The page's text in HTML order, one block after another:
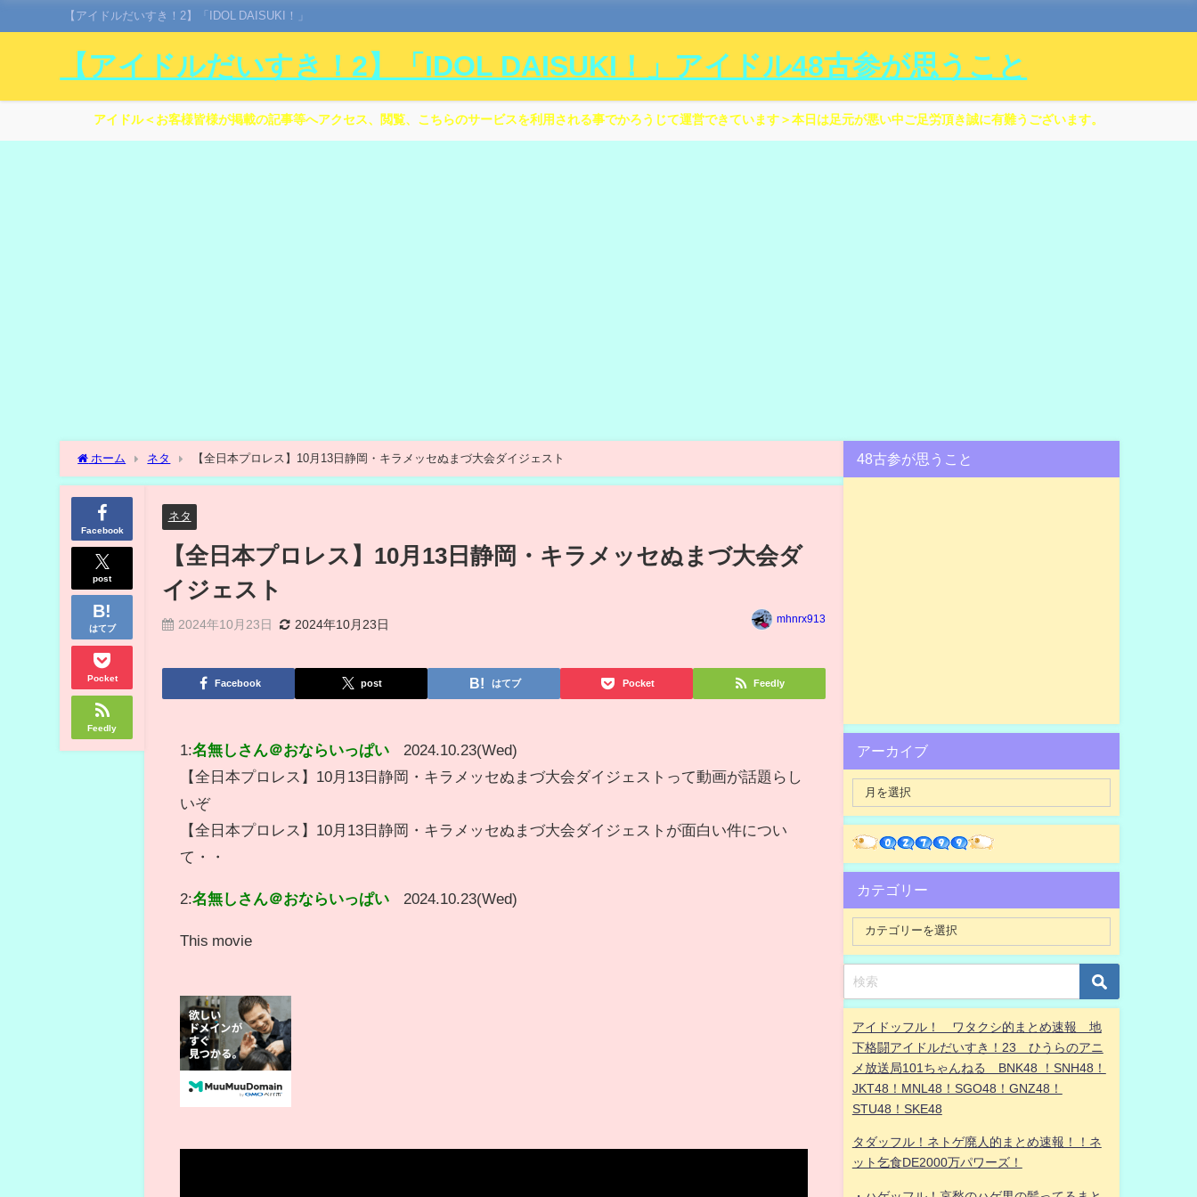
【アイドルだいすき！2】「IDOL DAISUKI！」
【アイドルだいすき！2】「IDOL DAISUKI！」アイドル48古参が思うこと
アイドル＜お客様皆様が掲載の記事等へアクセス、閲覧、こちらのサービスを利用される事でかろうじて運営できています＞本日は足元が悪い中ご足労頂き誠に有難うございます。
ホーム ネタ 【全日本プロレス】10月13日静岡・キラメッセぬまづ大会ダイジェスト
Facebook
post
はてブ
Pocket
Feedly
ネタ
【全日本プロレス】10月13日静岡・キラメッセぬまづ大会ダ
イジェスト
2024年10月23日 2024年10月23日 mhnrx913
Facebook post はてブ Pocket Feedly
1:名無しさん＠おならいっぱい
2024.10.23(Wed)
【全日本プロレス】10月13日静岡・キラメッセぬまづ大会ダイジェストって動画が話題らし
いぞ
【全日本プロレス】10月13日静岡・キラメッセぬまづ大会ダイジェストが面白い件につい
て・・
2:名無しさん＠おならいっぱい 2024.10.23(Wed)
This movie
48古参が思うこと
アーカイブ
カテゴリー
アイドッフル！ ワタクシ的まとめ速報 地
下格闘アイドルだいすき！23 ひうらのアニ
メ放送局101ちゃんねる BNK48 ！SNH48！
JKT48！MNL48！SGO48！GNZ48！
STU48！SKE48
タダッフル！ネトゲ廃人的まとめ速報！！ネ
ット乞食DE2000万パワーズ！